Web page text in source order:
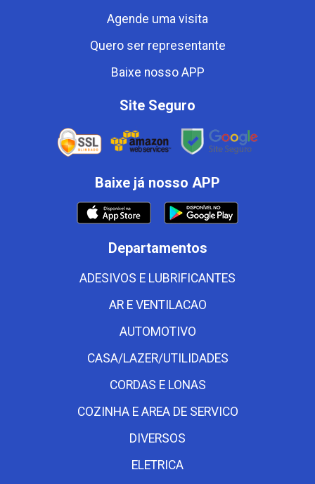
Agende uma visita
Quero ser representante
Baixe nosso APP
Site Seguro
Baixe já nosso APP
Departamentos
ADESIVOS E LUBRIFICANTES
AR E VENTILACAO
AUTOMOTIVO
CASA/LAZER/UTILIDADES
CORDAS E LONAS
COZINHA E AREA DE SERVICO
DIVERSOS
ELETRICA